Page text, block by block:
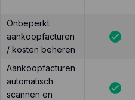
Onbeperkt
aankoopfacturen
/ kosten beheren
Aankoopfacturen
automatisch
scannen en